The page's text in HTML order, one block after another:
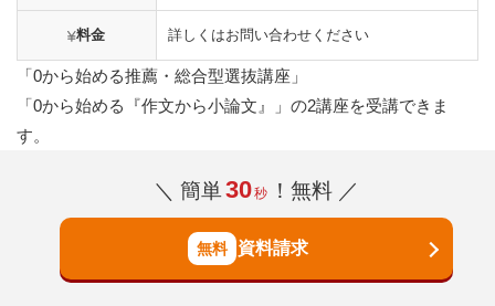
料金 詳しくはお問い合わせください
「0から始める推薦・総合型選抜講座」
「0から始める『作文から小論文』」の2講座を受講できま
す。
＼ 簡単30秒 ！無料 ／
資料請求